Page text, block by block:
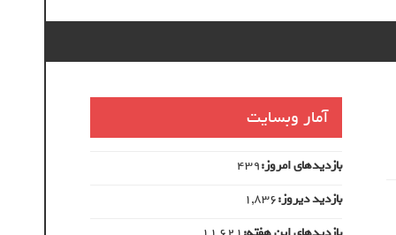
آمار وبسایت
بازدیدهای امروز:439
بازدید دیروز:1,836